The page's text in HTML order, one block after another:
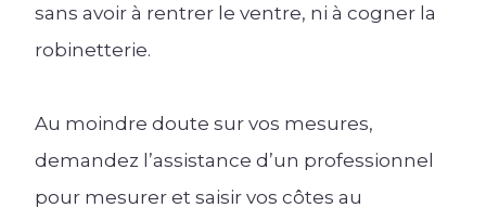
sans avoir à rentrer le ventre, ni à cogner la
robinetterie.
Au moindre doute sur vos mesures,
demandez l’assistance d’un professionnel
pour mesurer et saisir vos côtes au